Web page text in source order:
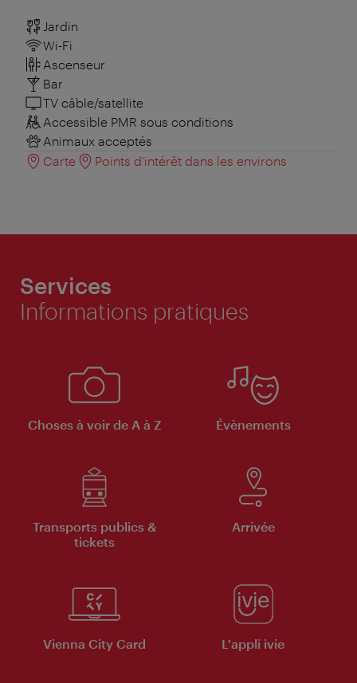
Jardin
Wi-Fi
Ascenseur
Bar
TV câble/satellite
Accessible PMR sous conditions
Animaux acceptés
Carte
Points d'intérêt dans les environs
Services
Informations pratiques
Choses à voir de A à Z Évènements
Transports publics &
tickets
Arrivée
Vienna City Card L'appli ivie